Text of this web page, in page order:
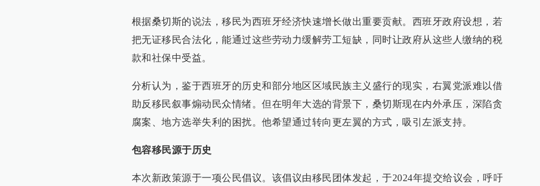
根据桑切斯的说法，移民为西班牙经济快速增长做出重要贡献。西班牙政府设想，若
把无证移民合法化，能通过这些劳动力缓解劳工短缺，同时让政府从这些人缴纳的税
款和社保中受益。
分析认为，鉴于西班牙的历史和部分地区区域民族主义盛行的现实，右翼党派难以借
助反移民叙事煽动民众情绪。但在明年大选的背景下，桑切斯现在内外承压，深陷贪
腐案、地方选举失利的困扰。他希望通过转向更左翼的方式，吸引左派支持。
包容移民源于历史
本次新政策源于一项公民倡议。该倡议由移民团体发起，于2024年提交给议会，呼吁